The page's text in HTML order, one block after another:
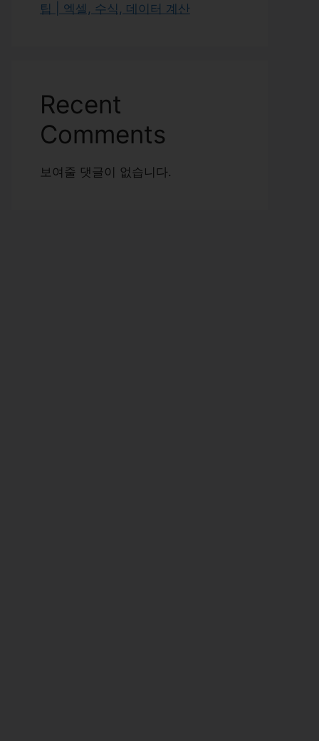
팁 | 엑셀, 수식, 데이터 계산
Recent
Comments
보여줄 댓글이 없습니다.